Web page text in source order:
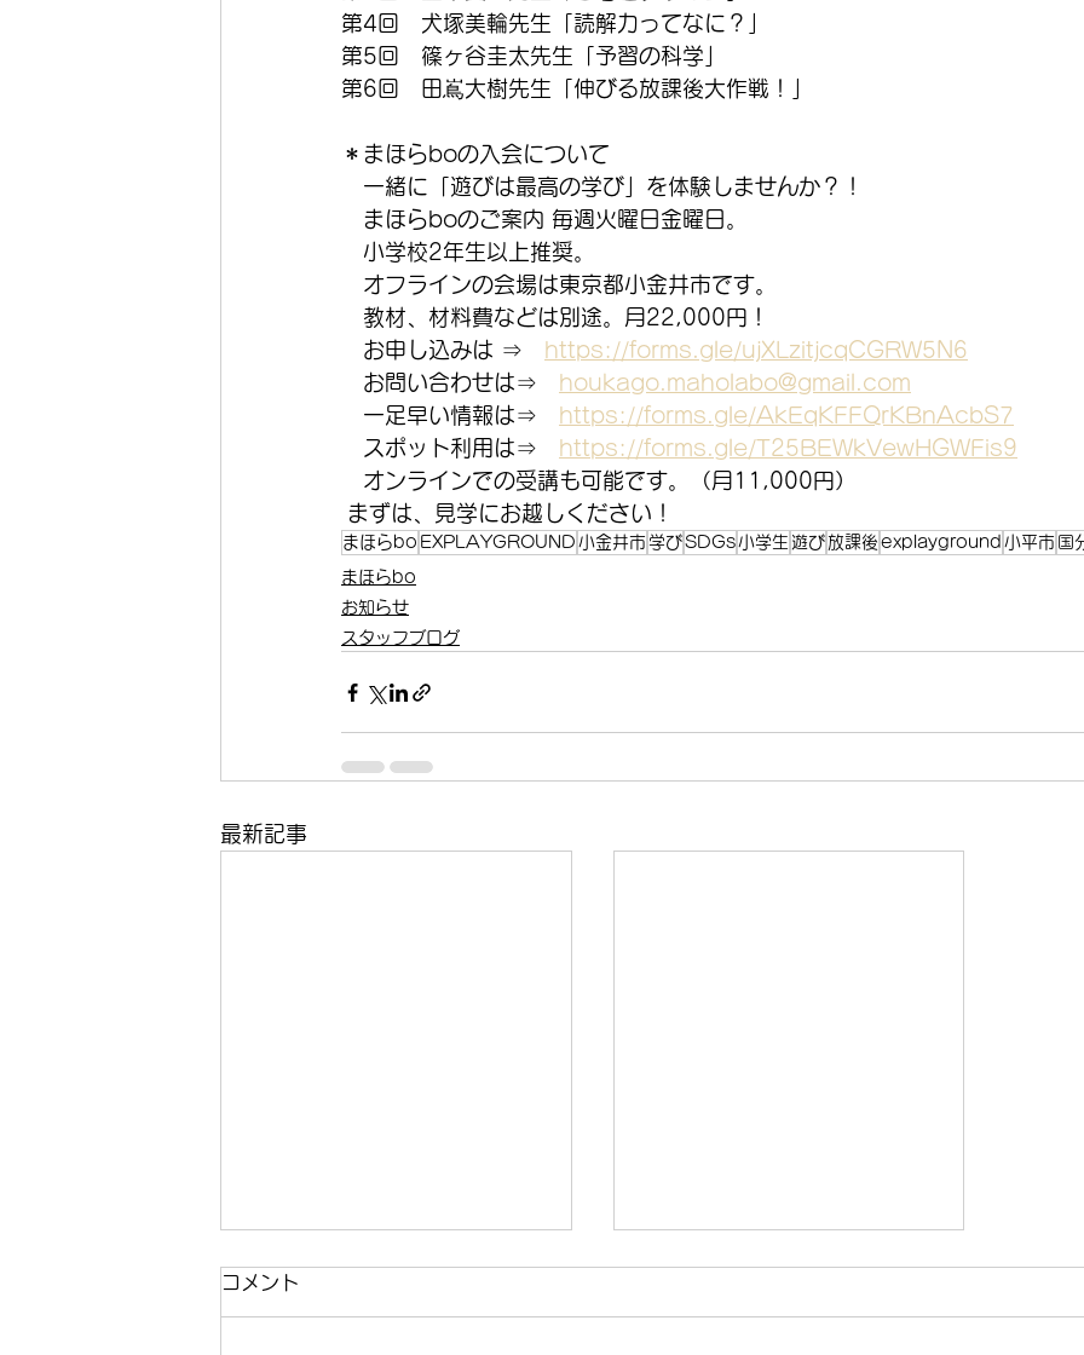
第4回　犬塚美輪先生「読解力ってなに？」
第5回　篠ヶ谷圭太先生「予習の科学」
第6回　田嶌大樹先生「伸びる放課後大作戦！」
＊まほらboの入会について
一緒に「遊びは最高の学び」を体験しませんか？！
まほらboのご案内 毎週火曜日金曜日。
小学校2年生以上推奨。
オフラインの会場は東京都小金井市です。
教材、材料費などは別途。月22,000円！
お申し込みは ⇒
https://forms.gle/ujXLzitjcqCGRW5N6
お問い合わせは⇒
houkago.maholabo@gmail.com
一足早い情報は⇒
https://forms.gle/AkEqKFFQrKBnAcbS7
スポット利用は⇒
https://forms.gle/T25BEWkVewHGWFis9
オンラインでの受講も可能です。（月11,000円）
まずは、見学にお越しください！
まほらbo EXPLAYGROUND 小金井市 学びSDGs小学生 遊び 放課後 explayground 小平市 国
まほらbo
お知らせ
スタッフブログ
最新記事
コメント